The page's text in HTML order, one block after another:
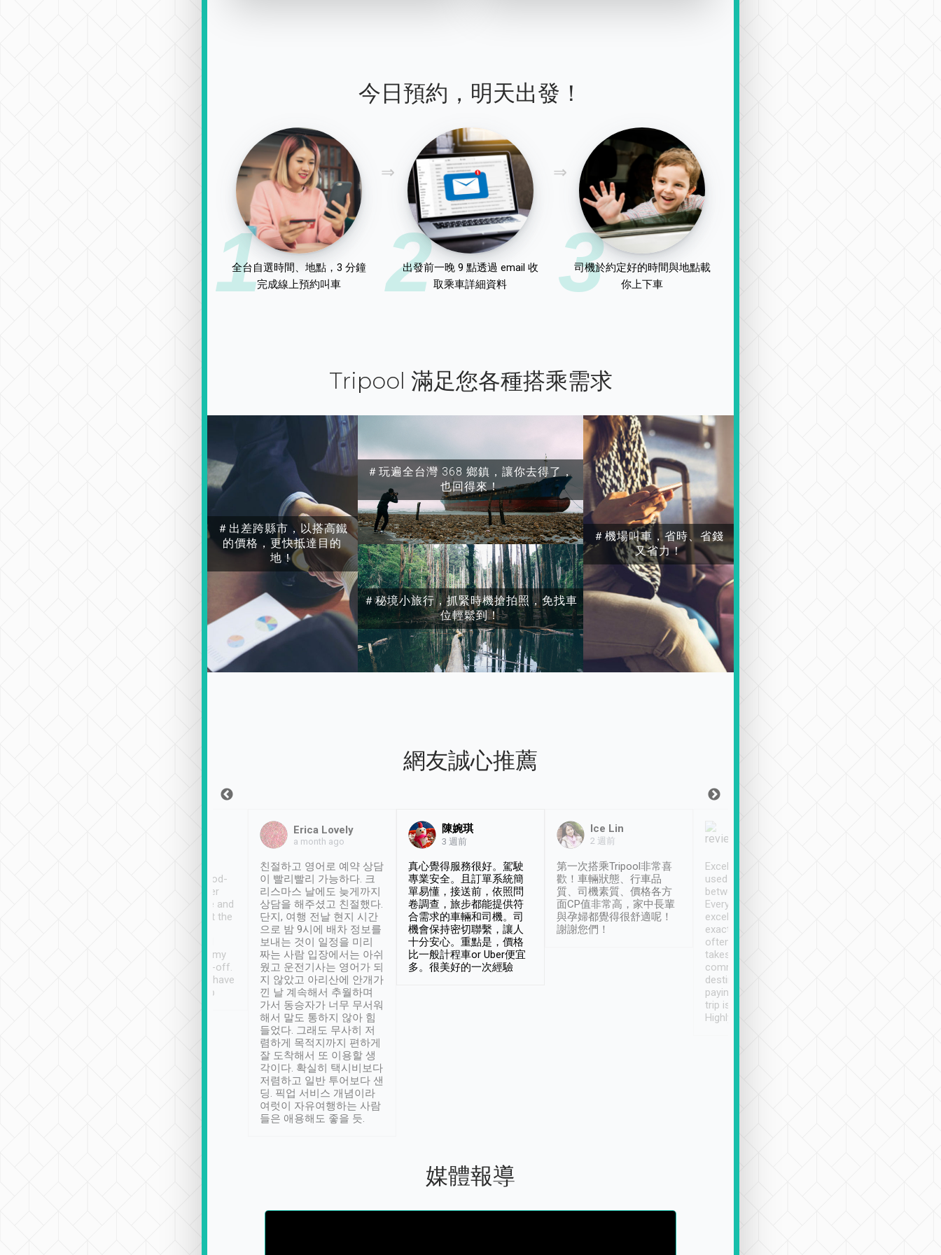
今日預約，明天出發！
1
全台自選時間、地點，3 分鐘
完成線上預約叫車
2
出發前一晚 9 點透過 email 收
取乘車詳細資料
3
司機於約定好的時間與地點載
你上下車
Tripool 滿足您各種搭乘需求
＃出差跨縣市，以搭高鐵
的價格，更快抵達目的
地！
＃玩遍全台灣 368 鄉鎮，讓你去得了，
也回得來！
＃秘境小旅行，抓緊時機搶拍照，免找車
位輕鬆到！
＃機場叫車，省時、省錢
又省力！
網友誠心推薦
service, vehicles in good-
condition and the driver
service was awesome and
thoughtful. Driver went the
have safely arrived at my
destination after drop-off.
Definitely something I have
not seen elsewhere 👍
Erica Lovely
a month ago
친절하고 영어로 예약 상담
이 빨리빨리 가능하다. 크
리스마스 날에도 늦게까지
상담을 해주셨고 친절했다.
단지, 여행 전날 현지 시간
으로 밤 9시에 배차 정보를
보내는 것이 일정을 미리
짜는 사람 입장에서는 아쉬
웠고 운전기사는 영어가 되
지 않았고 아리산에 안개가
낀 날 계속해서 추월하며
가서 동승자가 너무 무서워
해서 말도 통하지 않아 힘
들었다. 그래도 무사히 저
렴하게 목적지까지 편하게
잘 도착해서 또 이용할 생
각이다. 확실히 택시비보다
저렴하고 일반 투어보다 샌
딩. 픽업 서비스 개념이라
여럿이 자유여행하는 사람
들은 애용해도 좋을 듯.
陳婉琪
3 週前
真心覺得服務很好。駕駛
專業安全。且訂單系統簡
單易懂，接送前，依照問
卷調查，旅步都能提供符
合需求的車輛和司機。司
機會保持密切聯繫，讓人
十分安心。重點是，價格
比一般計程車or Uber便宜
多。很美好的一次經驗
Ice Lin
2 週前
第一次搭乘Tripool非常喜
歡！車輛狀態、行車品
質、司機素質、價格各方
面CP值非常高，家中長輩
與孕婦都覺得很舒適呢！
謝謝您們！
Excellent service. We have
used Tripool to travel
between cities in Taiwan.
Every driver has been
excellent and arrives
exactly on time. As there is
often limited English it
takes the difficulty out of
communicating the
destination details and
paying online prior to the
trip is very convenient.
Highly recommended
媒體報導